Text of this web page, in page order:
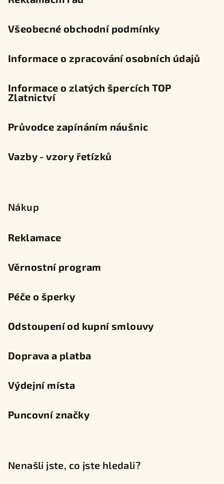
Všeobecné obchodní podmínky
Informace o zpracování osobních údajů
Informace o zlatých špercích TOP
Zlatnictví
Průvodce zapínáním náušnic
Vazby - vzory řetízků
Nákup
Reklamace
Věrnostní program
Péče o šperky
Odstoupení od kupní smlouvy
Doprava a platba
Výdejní místa
Puncovní značky
Nenašli jste, co jste hledali?